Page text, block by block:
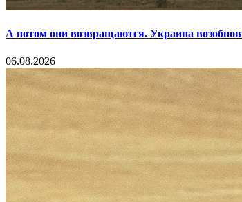
А потом они возвращаются. Украина
06.08.2026